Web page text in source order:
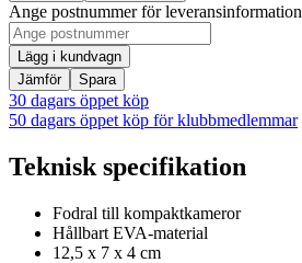
Ange postnummer för leveransinformation
Lägg i kundvagn
Jämför
Spara
30 dagars öppet köp
50 dagars öppet köp för klubbmedlemmar
Teknisk specifikation
Fodral till kompaktkameror
Hållbart EVA-material
12,5 x 7 x 4 cm